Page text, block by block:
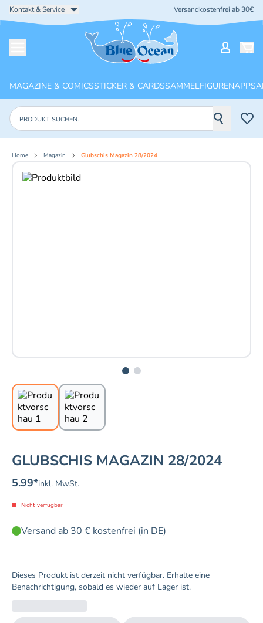
Kontakt & Service Versandkostenfrei ab 30€
Startseite
MAGAZINE & COMICSSTICKER & CARDSSAMMELFIGURENAPPS
Produkte suchen
Home Magazin Glubschis Magazin 28/2024
Aktuelles Bild: 1 von 2
GLUBSCHIS MAGAZIN 28/2024
5.99*inkl. MwSt.
Nicht verfügbar
Versand ab 30 € kostenfrei (in DE)
Dieses Produkt ist derzeit nicht verfügbar. Erhalte eine
Benachrichtigung, sobald es wieder auf Lager ist.